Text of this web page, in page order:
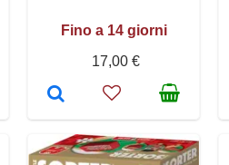
Fino a 14 giorni
17,00 €